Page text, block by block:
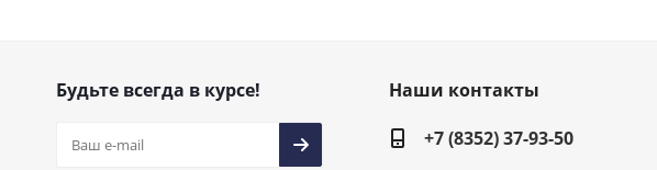
Будьте всегда в курсе!
Наши контакты
+7 (8352) 37-93-50